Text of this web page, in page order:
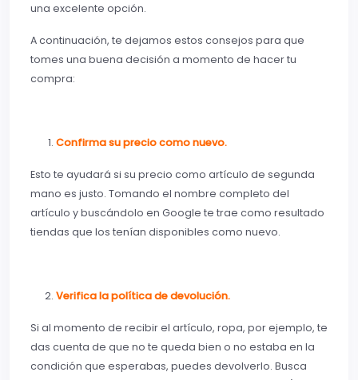
una excelente opción.
A continuación, te dejamos estos consejos para que
tomes una buena decisión a momento de hacer tu
compra:
Confirma su precio como nuevo.
Esto te ayudará si su precio como artículo de segunda
mano es justo. Tomando el nombre completo del
artículo y buscándolo en Google te trae como resultado
tiendas que los tenían disponibles como nuevo.
Verifica la política de devolución.
Si al momento de recibir el artículo, ropa, por ejemplo, te
das cuenta de que no te queda bien o no estaba en la
condición que esperabas, puedes devolverlo. Busca